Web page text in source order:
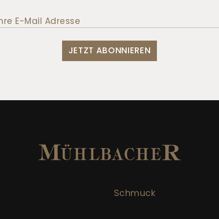
JETZT ABONNIEREN
Schmuck